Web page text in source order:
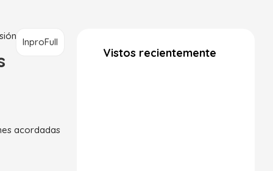
InproFull
acordadas
Vistos recientemente